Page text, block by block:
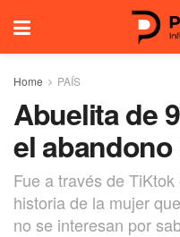
Home PAÍS
Abuelita de
el
Fue a través de
historia de la mujer
no se interesan por